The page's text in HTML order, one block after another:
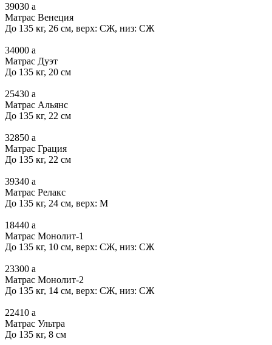
39030 a
Матрас Венеция
До 135 кг, 26 см, верх: СЖ, низ: СЖ
34000 a
Матрас Дуэт
До 135 кг, 20 см
25430 a
Матрас Альянс
До 135 кг, 22 см
32850 a
Матрас Грация
До 135 кг, 22 см
39340 a
Матрас Релакс
До 135 кг, 24 см, верх: М
18440 a
Матрас Монолит-1
До 135 кг, 10 см, верх: СЖ, низ: СЖ
23300 a
Матрас Монолит-2
До 135 кг, 14 см, верх: СЖ, низ: СЖ
22410 a
Матрас Ультра
До 135 кг, 8 см